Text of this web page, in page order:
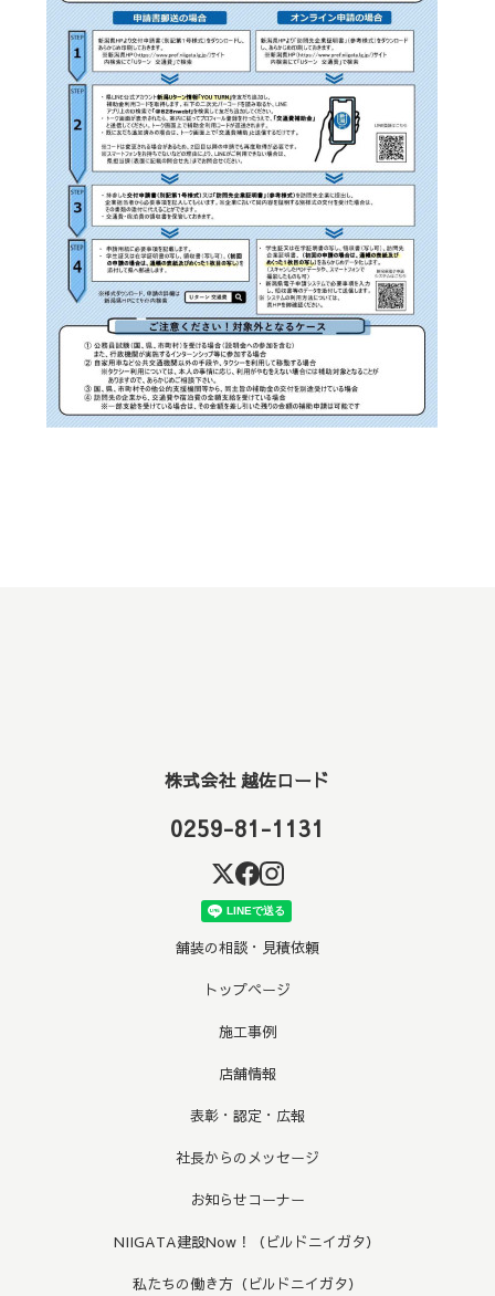
株式会社 越佐ロード
0259-81-1131
舗装の相談・見積依頼
トップページ
施工事例
店舗情報
表彰・認定・広報
社長からのメッセージ
お知らせコーナー
NIIGATA建設Now！（ビルドニイガタ）
私たちの働き方（ビルドニイガタ）